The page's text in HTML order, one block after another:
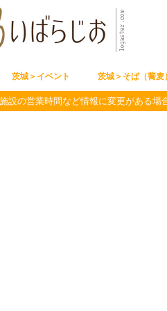
茨城＞イベント 茨城＞そば（蕎麦）
設の営業時間など情報に変更がある場